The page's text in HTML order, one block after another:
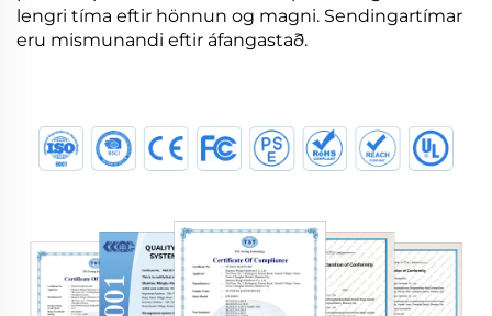
lengri tíma eftir hönnun og magni. Sendingartímar
eru mismunandi eftir áfangastað.